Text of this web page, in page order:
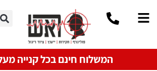
המשלוח חינם בכל קנייה מעל